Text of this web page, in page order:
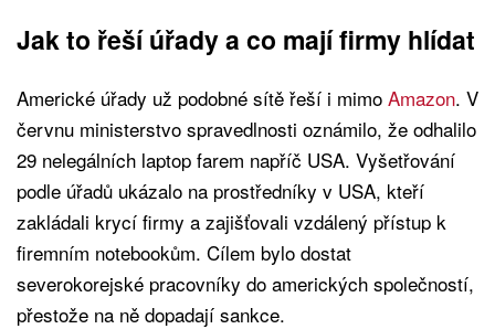
Jak to řeší úřady a co mají firmy hlídat
Americké úřady už podobné sítě řeší i mimo Amazon. V
červnu ministerstvo spravedlnosti oznámilo, že odhalilo
29 nelegálních laptop farem napříč USA. Vyšetřování
podle úřadů ukázalo na prostředníky v USA, kteří
zakládali krycí firmy a zajišťovali vzdálený přístup k
firemním notebookům. Cílem bylo dostat
severokorejské pracovníky do amerických společností,
přestože na ně dopadají sankce.